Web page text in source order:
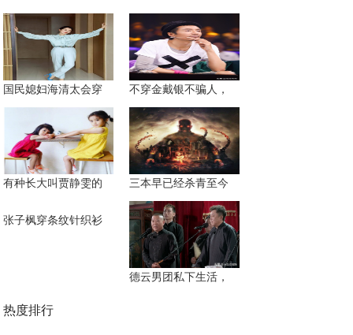
国民媳妇海清太会穿 不穿金戴银不骗人，
有种长大叫贾静雯的 三本早已经杀青至今
张子枫穿条纹针织衫
德云男团私下生活，
热度排行